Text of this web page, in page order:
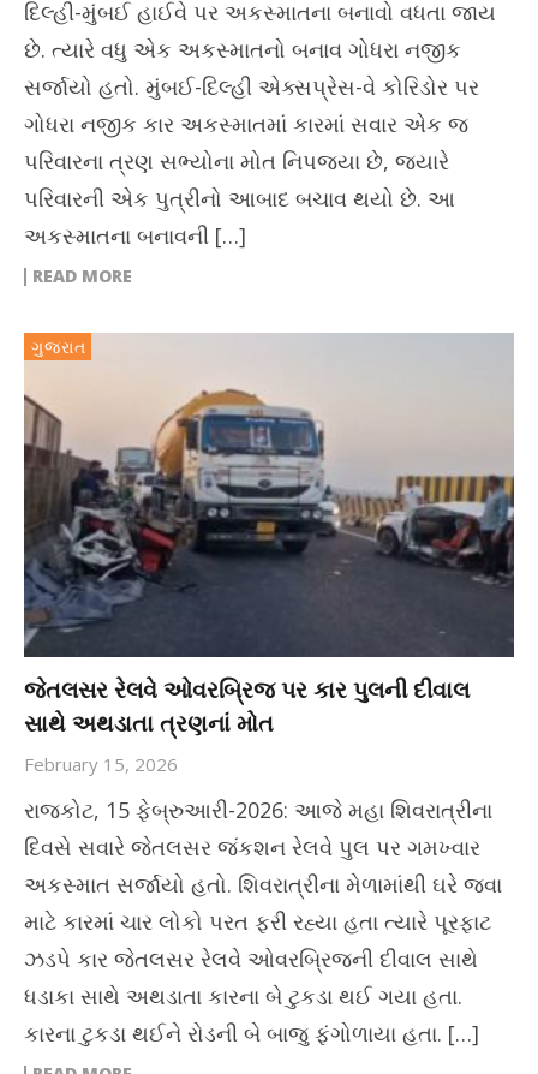
દિલ્હી-મુંબઈ હાઈવે પર અકસ્માતના બનાવો વધતા જાય
છે. ત્યારે વધુ એક અકસ્માતનો બનાવ ગોધરા નજીક
સર્જાયો હતો. મુંબઈ-દિલ્હી એક્સપ્રેસ-વે કોરિડોર પર
ગોધરા નજીક કાર અકસ્માતમાં કારમાં સવાર એક જ
પરિવારના ત્રણ સભ્યોના મોત નિપજ્યા છે, જ્યારે
પરિવારની એક પુત્રીનો આબાદ બચાવ થયો છે. આ
અકસ્માતના બનાવની […]
READ MORE
ગુજરાત
જેતલસર રેલવે ઓવરબ્રિજ પર કાર પુલની દીવાલ
સાથે અથડાતા ત્રણનાં મોત
February 15, 2026
રાજકોટ, 15 ફેબ્રુઆરી-2026: આજે મહા શિવરાત્રીના
દિવસે સવારે જેતલસર જંકશન રેલવે પુલ પર ગમખ્વાર
અકસ્માત સર્જાયો હતો. શિવરાત્રીના મેળામાંથી ઘરે જવા
માટે કારમાં ચાર લોકો પરત ફરી રહ્યા હતા ત્યારે પૂરફાટ
ઝડપે કાર જેતલસર રેલવે ઓવરબ્રિજની દીવાલ સાથે
ધડાકા સાથે અથડાતા કારના બે ટુકડા થઈ ગયા હતા.
કારના ટુકડા થઈને રોડની બે બાજુ ફંગોળાયા હતા. […]